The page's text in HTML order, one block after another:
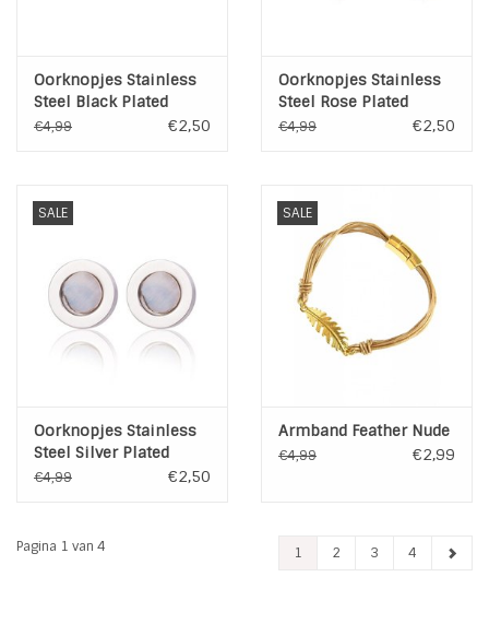
Oorknopjes Stainless
Steel Black Plated
€4,99 €2,50
Oorknopjes Stainless
Steel Rose Plated
€4,99 €2,50
SALE
Oorknopjes Stainless
Steel Silver Plated
€4,99 €2,50
SALE
Armband Feather Nude
€4,99 €2,99
Pagina 1 van 4 1 2 3 4